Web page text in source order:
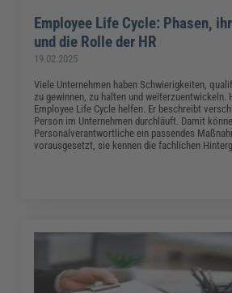
Employee Life Cycle: Phasen,
und die Rolle der HR
19.02.2025
Viele Unternehmen haben Schwierigkeiten,
zu gewinnen, zu halten und weiterzuentwickeln.
Employee Life Cycle helfen. Er beschreibt
Person im Unternehmen durchläuft. Damit
Personalverantwortliche ein passendes
vorausgesetzt, sie kennen die fachlichen